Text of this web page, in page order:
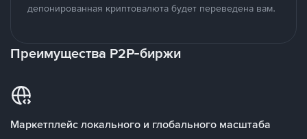
депонированная криптовалюта будет переведена вам.
Преимущества P2P-биржи
Маркетплейс локального и глобального масштаба